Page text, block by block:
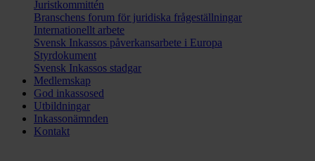
Juristkommittén
Branschens forum för juridiska frågeställningar
Internationellt arbete
Svensk Inkassos påverkansarbete i Europa
Styrdokument
Svensk Inkassos stadgar
Medlemskap
God inkassosed
Utbildningar
Inkassonämnden
Kontakt